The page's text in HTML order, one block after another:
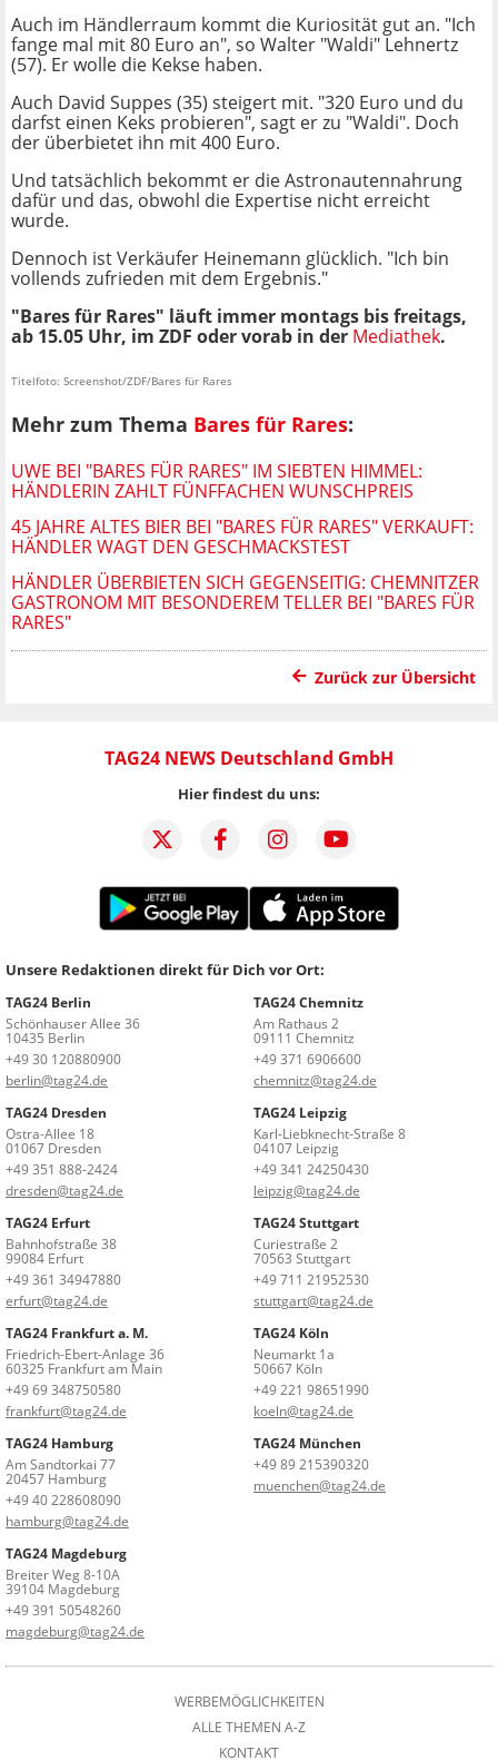
Auch im Händlerraum kommt die Kuriosität gut an. "Ich
fange mal mit 80 Euro an", so Walter "Waldi" Lehnertz
(57). Er wolle die Kekse haben.
Auch David Suppes (35) steigert mit. "320 Euro und du
darfst einen Keks probieren", sagt er zu "Waldi". Doch
der überbietet ihn mit 400 Euro.
Und tatsächlich bekommt er die Astronautennahrung
dafür und das, obwohl die Expertise nicht erreicht
wurde.
Dennoch ist Verkäufer Heinemann glücklich. "Ich bin
vollends zufrieden mit dem Ergebnis."
"Bares für Rares" läuft immer montags bis freitags,
ab 15.05 Uhr, im ZDF oder vorab in der Mediathek.
Titelfoto: Screenshot/ZDF/Bares für Rares
Mehr zum Thema Bares für Rares:
UWE BEI "BARES FÜR RARES" IM SIEBTEN HIMMEL:
HÄNDLERIN ZAHLT FÜNFFACHEN WUNSCHPREIS
45 JAHRE ALTES BIER BEI "BARES FÜR RARES" VERKAUFT:
HÄNDLER WAGT DEN GESCHMACKSTEST
HÄNDLER ÜBERBIETEN SICH GEGENSEITIG: CHEMNITZER
GASTRONOM MIT BESONDEREM TELLER BEI "BARES FÜR
RARES"
Zurück zur Übersicht
TAG24 NEWS Deutschland GmbH
Hier findest du uns:
Unsere Redaktionen direkt für Dich vor Ort:
TAG24 Berlin
Schönhauser Allee 36
10435 Berlin
+49 30 120880900
berlin@tag24.de
TAG24 Chemnitz
Am Rathaus 2
09111 Chemnitz
+49 371 6906600
chemnitz@tag24.de
TAG24 Dresden
Ostra-Allee 18
01067 Dresden
+49 351 888-2424
dresden@tag24.de
TAG24 Leipzig
Karl-Liebknecht-Straße 8
04107 Leipzig
+49 341 24250430
leipzig@tag24.de
TAG24 Erfurt
Bahnhofstraße 38
99084 Erfurt
+49 361 34947880
erfurt@tag24.de
TAG24 Stuttgart
Curiestraße 2
70563 Stuttgart
+49 711 21952530
stuttgart@tag24.de
TAG24 Frankfurt a. M.
Friedrich-Ebert-Anlage 36
60325 Frankfurt am Main
+49 69 348750580
frankfurt@tag24.de
TAG24 Köln
Neumarkt 1a
50667 Köln
+49 221 98651990
koeln@tag24.de
TAG24 Hamburg
Am Sandtorkai 77
20457 Hamburg
+49 40 228608090
hamburg@tag24.de
TAG24 München
+49 89 215390320
muenchen@tag24.de
TAG24 Magdeburg
Breiter Weg 8-10A
39104 Magdeburg
+49 391 50548260
magdeburg@tag24.de
WERBEMÖGLICHKEITEN
ALLE THEMEN A-Z
KONTAKT